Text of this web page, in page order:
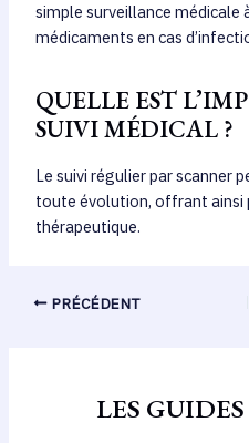
simple surveillance médicale
médicaments en cas
QUELLE EST
SUIVI MÉDICAL ?
Le suivi régulier par scanner
toute évolution, offrant ainsi
thérapeutique.
PRÉCÉDENT
LES